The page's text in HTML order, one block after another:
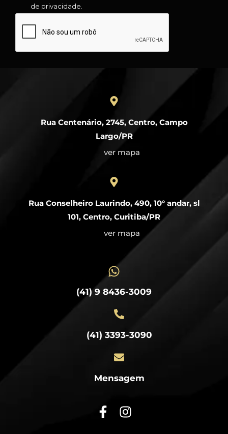
de privacidade.
Rua Centenário, 2745, Centro, Campo
Largo/PR
ver mapa
Rua Conselheiro Laurindo, 490, 10° andar, sl
101, Centro, Curitiba/PR
ver mapa
(41) 9 8436-3009
(41) 3393-3090
Mensagem